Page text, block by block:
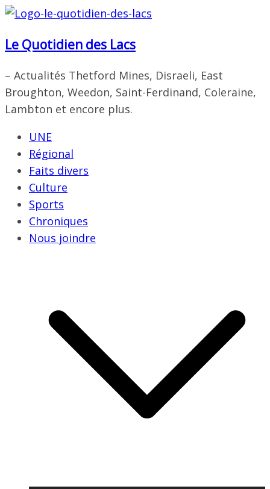
Passer
contenu
Le Quotidien des Lacs
– Actualités Thetford Mines, Disraeli, East
Broughton, Weedon, Saint-Ferdinand, Coleraine,
Lambton et encore plus.
UNE
Régional
Faits divers
Culture
Sports
Chroniques
Nous joindre